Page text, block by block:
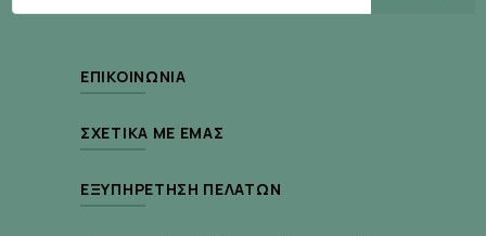
ΕΠΙΚΟΙΝΩΝΊΑ
ΣΧΕΤΙΚΆ ΜΕ ΕΜΆΣ
ΕΞΥΠΗΡΈΤΗΣΗ ΠΕΛΑΤΏΝ